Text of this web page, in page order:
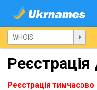
Реєстрація тимчасово